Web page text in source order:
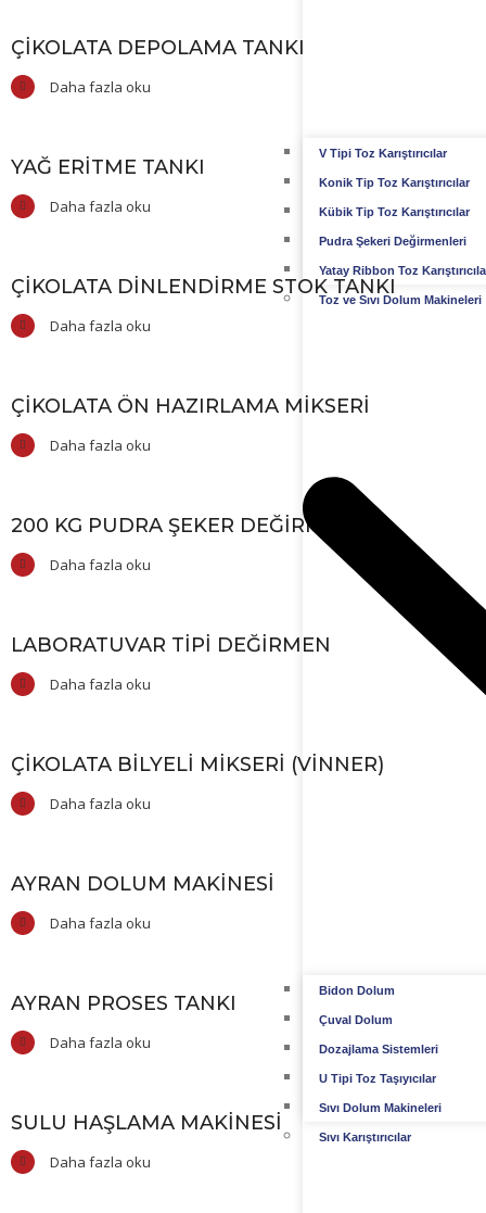
V Tipi Toz Karıştırıcılar
Konik Tip Toz Karıştırıcılar
Kübik Tip Toz Karıştırıcılar
Pudra Şekeri Değirmenleri
Yatay Ribbon Toz
Toz ve Sıvı Dolum Makineleri
Bidon Dolum
Çuval Dolum
Dozajlama Sistemleri
U Tipi Toz Taşıyıcılar
Sıvı Dolum Makineleri
Sıvı Karıştırıcılar
ÇIKOLATA DEPOLAMA TANKI
Daha fazla oku
YAĞ ERITME TANKI
Daha fazla oku
ÇIKOLATA DINLENDIRME STOK TANKI
Daha fazla oku
ÇIKOLATA ÖN HAZIRLAMA MIKSERI
Daha fazla oku
200 KG PUDRA ŞEKER DEĞIRMENI
Daha fazla oku
LABORATUVAR TIPI DEĞIRMEN
Daha fazla oku
ÇIKOLATA BILYELI MIKSERI (VİNNER)
Daha fazla oku
AYRAN DOLUM MAKINESI
Daha fazla oku
AYRAN PROSES TANKI
Daha fazla oku
SULU HAŞLAMA MAKINESI
Daha fazla oku